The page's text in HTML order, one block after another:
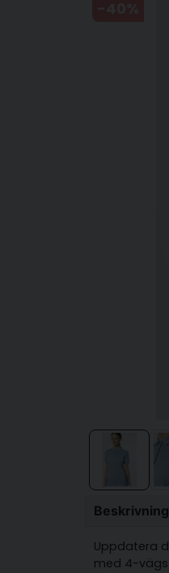
Beskrivning
Uppdatera
med 4-